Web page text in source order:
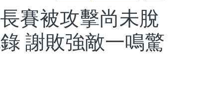
賽被攻擊尚未脫
謝敗強敵一鳴驚